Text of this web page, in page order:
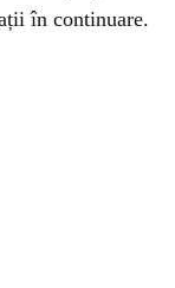
în continuare.